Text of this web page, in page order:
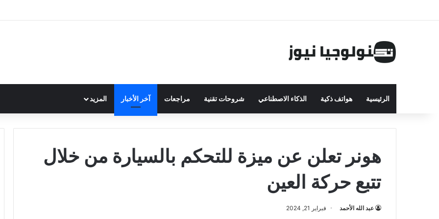
الرئيسية هواتف ذكية الذكاء الاصطناعي شروحات تقنية مراجعات آخر الأخبار المزيد
هونر تعلن عن ميزة للتحكم بالسيارة من خلال
تتبع حركة العين
عبد الله الأحمد فبراير 21, 2024